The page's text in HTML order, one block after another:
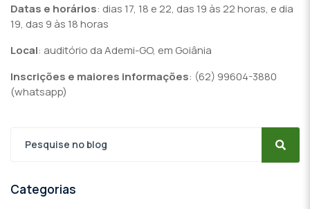
Datas e horários: dias 17, 18 e 22, das 19 às 22 horas, e dia
19, das 9 às 18 horas
Local: auditório da Ademi-GO, em Goiânia
Inscrições e maiores informações: (62) 99604-3880
(whatsapp)
Categorias